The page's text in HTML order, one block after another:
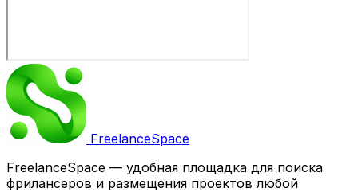
FreelanceSpace
FreelanceSpace — удобная площадка для поиска
фрилансеров и размещения проектов любой